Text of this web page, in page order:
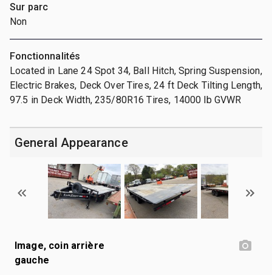
Sur parc
Non
Fonctionnalités
Located in Lane 24 Spot 34, Ball Hitch, Spring Suspension,
Electric Brakes, Deck Over Tires, 24 ft Deck Tilting Length,
97.5 in Deck Width, 235/80R16 Tires, 14000 lb GVWR
General Appearance
Image, coin arrière
gauche